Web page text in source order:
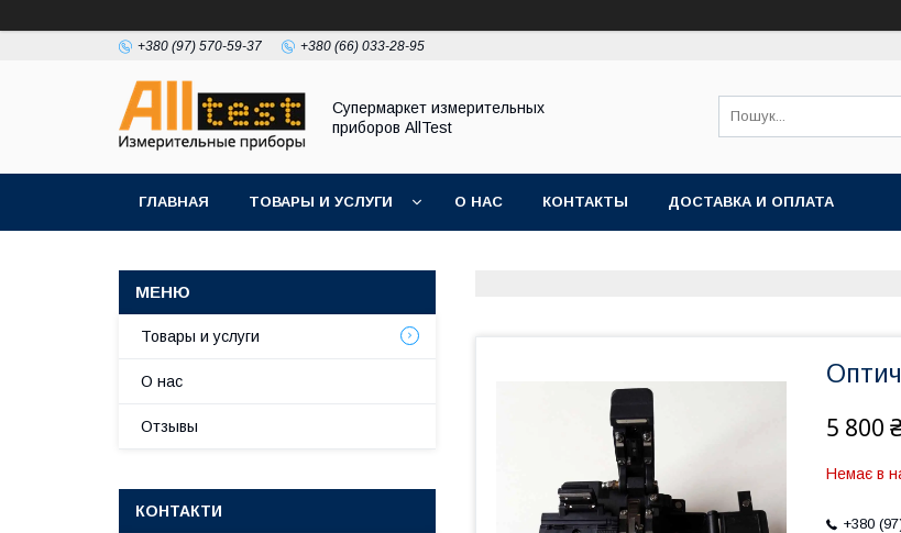
+380 (97) 570-59-37 +380 (66) 033-28-95
Супермаркет измерительных
приборов AllTest
ГЛАВНАЯ ТОВАРЫ И УСЛУГИ О НАС КОНТАКТЫ ДОСТАВКА И ОПЛАТА
5 800
Немає в
+380
Товары и услуги
О нас
Отзывы
КОНТАКТИ